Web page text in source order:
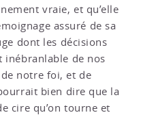
vraie, et qu’elle
assuré de sa
dont les décisions
inébranlable de nos
notre foi, et de
bien dire que la
cire qu’on tourne et